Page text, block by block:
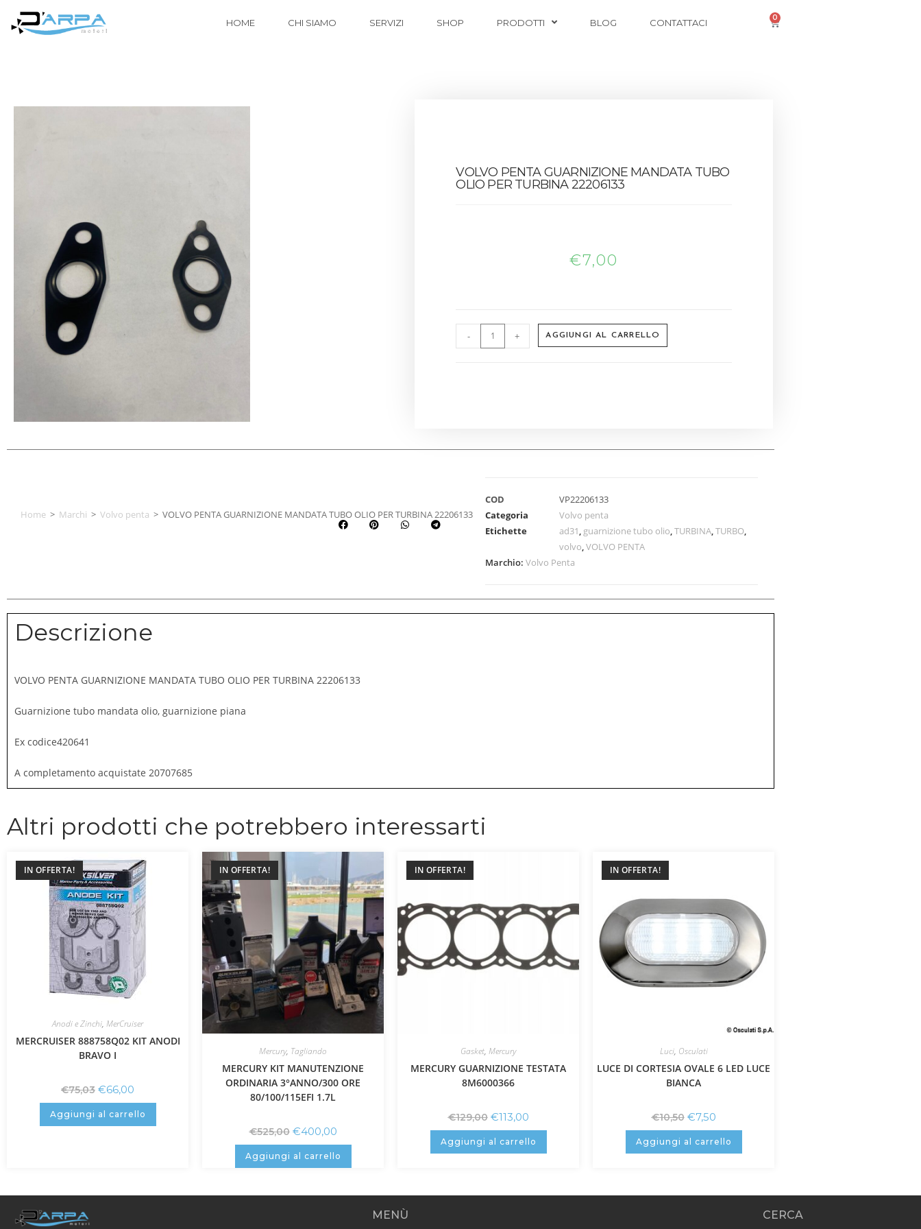
HOME CHI SIAMO SERVIZI SHOP PRODOTTI BLOG CONTATTACI 0
VOLVO PENTA GUARNIZIONE MANDATA TUBO
OLIO PER TURBINA 22206133
€7,00
- + AGGIUNGI AL CARRELLO
Home > Marchi > Volvo penta > VOLVO PENTA GUARNIZIONE MANDATA TUBO OLIO PER TURBINA 22206133
COD
VP22206133
Categoria
Volvo penta
Etichette
ad31, guarnizione tubo olio,TURBINA,TURBO,
volvo,VOLVO PENTA
Marchio:Volvo Penta
Descrizione
VOLVO PENTA GUARNIZIONE MANDATA TUBO OLIO PER TURBINA 22206133
Guarnizione tubo mandata olio, guarnizione piana
Ex codice420641
A completamento acquistate 20707685
Altri prodotti che potrebbero interessarti
IN OFFERTA!
Anodi e Zinchi, MerCruiser
MERCRUISER 888758Q02 KIT ANODI
BRAVO I
€75,03 €66,00
Aggiungi al carrello
IN OFFERTA!
Mercury, Tagliando
MERCURY KIT MANUTENZIONE
ORDINARIA 3°ANNO/300 ORE
80/100/115EFI 1.7L
€525,00 €400,00
Aggiungi al carrello
IN OFFERTA!
Gasket, Mercury
MERCURY GUARNIZIONE TESTATA
8M6000366
€129,00 €113,00
Aggiungi al carrello
IN OFFERTA!
Luci, Osculati
LUCE DI CORTESIA OVALE 6 LED LUCE
BIANCA
€10,50 €7,50
Aggiungi al carrello
MENÙ CERCA